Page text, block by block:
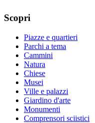
Scopri
Piazze e quartieri
Parchi a tema
Cammini
Natura
Chiese
Musei
Ville e palazzi
Giardino d'arte
Monumenti
Comprensori sciistici